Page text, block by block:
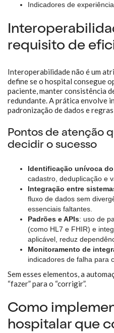
Indicadores de
requisito de
Interoperabilidade não é um
define se o hospital consegue
paciente, manter consistência
redundante. A prática envolve
padronização de dados e
Pontos de atenção
decidir o sucesso
Identificação unívoca
cadastro, deduplicação e
Integração entre
fluxo de dados sem
essenciais faltantes.
Padrões e APIs: uso de
(como HL7 e FHIR) e
aplicável, reduz
Monitoramento de
indicadores de falha para
Sem esses elementos, a
“fazer” para o “corrigir”.
Como
hospitalar que